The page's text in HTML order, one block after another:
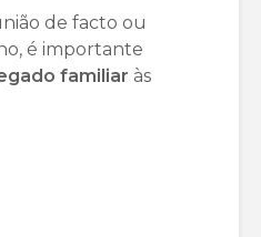
de facto ou
é importante
familiar às